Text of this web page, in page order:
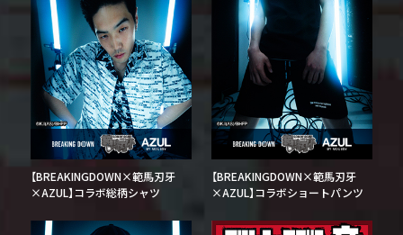
【BREAKINGDOWN×範馬刃牙
×AZUL】コラボ総柄シャツ
【BREAKINGDOWN×範馬刃牙
×AZUL】コラボショートパンツ